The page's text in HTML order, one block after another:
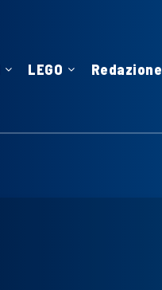
LEGO Redazione